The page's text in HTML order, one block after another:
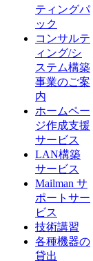
ティングパ
ック
コンサルテ
ィング/シ
ステム構築
事業のご案
内
ホームペー
ジ作成支援
サービス
LAN構築
サービス
Mailman サ
ポートサー
ビス
技術講習
各種機器の
貸出